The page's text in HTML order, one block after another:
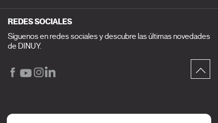
REDES SOCIALES
Síguenos en redes sociales y descubre las últimas novedades
de DINUY.